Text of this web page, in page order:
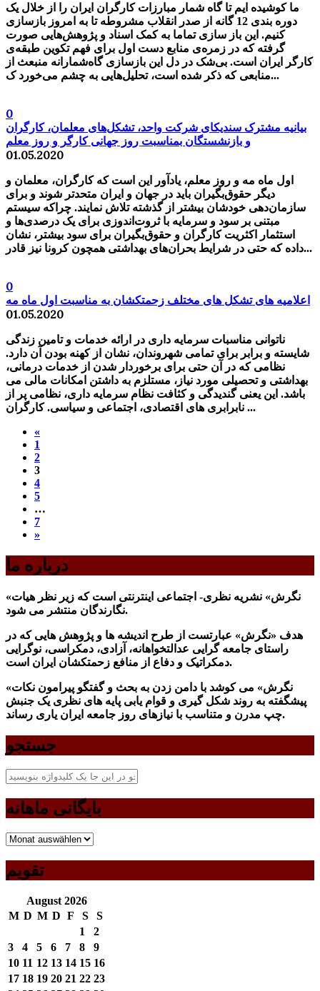
ما کوشیده‌ ایم تا گاه‌ شمار مبارزات کارگران ایران را از خلال یک
دوره‌ بندی 12 گانه از صدر انقلاب مشروطه تا به امروز بازسازی
کنیم. این باز سازی تماما به کمک اسناد و پژوهش‌هایی صورت
گرفته که در زمره‌ی منابع دست اول برای فهم تکوین طبقه‌ی
کارگر ایران است. بی‌شک در دل این بازسازی گاه‌شمارانه منبعث از
منابعی که ذکر شده است، تحلیل‌هایی به چشم می‌خورد ک...
0
بیانیه مشترک سندیکای شرکت واحد، تشکل‌های معلمان، کارگران
و بازنشستگان بمناسبت روز جهانی کارگر و روز معلم
01.05.2020
اول ماه مه و روز معلم، یادآور این است که کارگران، معلمان و
دیگر حقوق‌بگیران باید در جهان و ایران متحدتر شوند و برای
سازمان‌دهی خودشان بیشتر از گذشته تلاش نمایند. چراکه سیستم
مبتنی بر سود و سرمایه با ثروت‌اندوزی برای یک درصدی‌ها و
استثمار اکثریت کارگران و حقوق‌بگیران برای سود بیشتر، نشان
داده که حتی در شرایط بحران‌های بهداشتی همچون کرونا نیز قادر...
0
اعلامیه های تشکل های مختلف زحمتکشان به مناسبت اول ماه مه
01.05.2020
ناتوانی مناسبات سرمایه داری در ارائه خدمات و‌ تامین زندگی
شایسته و برابر برای تمامی شهروندان، نشان از کهنه بودن آن دارد.
نظامی که در آن حتی برای برخوردار شدن از خدمات درمانی،
بهداشتی و تحصیلی مورد نیاز، مستلزم به داشتن امکانات مالی می
باشد. این یعنی گندیدگی و کثافت نظام سرمایه داری، نظامی پر از
نابرابری های اقتصادی، اجتماعی و سیاسی. کارگران ...
«
1
2
3
4
5
…
7
»
درباره ما
«نگرش» نشریه نظری- اجتماعی اینترنتی است که زير نظر هيات
نگارندگان منتشر می شود.
هدف «نگرش» عبارتست از طرح انديشه ها و پژوهش هايی که در
راستای جامعه گرايی عدالتخواهانه، آزادی، دمکراسی، نوگرايی
دمکراتيک و دفاع از منافع زحمتکشان ايران است.
«نگرش» می کوشد با دامن زدن به بحث و گفتگو پيرامون نکات
پیشگفته به روند شکل گيری و قوام يابی پايه های نظری يک جنبش
چپ مدرن و متناسب با نيازهای روز جامعه ايران ياری رساند.
جستجو
بایگانی ماهانه
بایگانی
تقویم
August 2026
M D M D F S
S
1
2
3
4 5 6 7 8
9
10 11 12 13 14 15 16
17 18 19 20 21 22 23